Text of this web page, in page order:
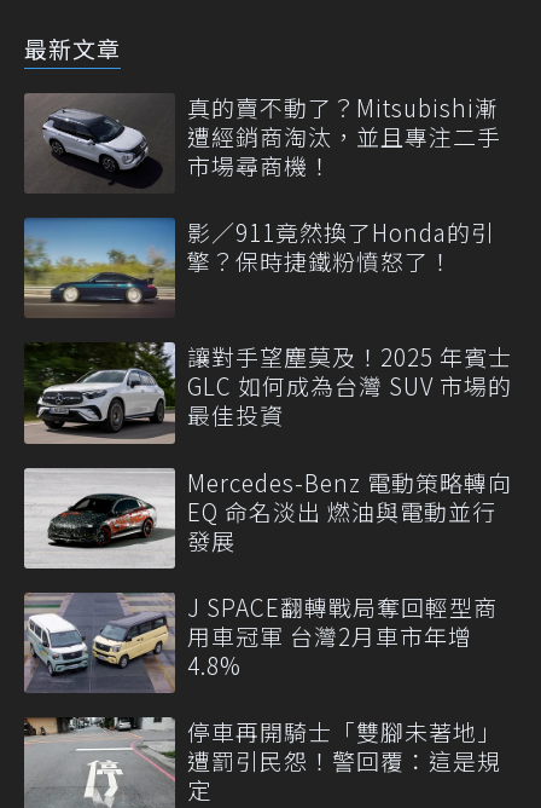
最新文章
真的賣不動了？Mitsubishi漸
遭經銷商淘汰，並且專注二手
市場尋商機！
影／911竟然換了Honda的引
擎？保時捷鐵粉憤怒了！
讓對手望塵莫及！2025 年賓士
GLC 如何成為台灣 SUV 市場的
最佳投資
Mercedes-Benz 電動策略轉向
EQ 命名淡出 燃油與電動並行
發展
J SPACE翻轉戰局奪回輕型商
用車冠軍 台灣2月車市年增
4.8%
停車再開騎士「雙腳未著地」
遭罰引民怨！警回覆：這是規
定